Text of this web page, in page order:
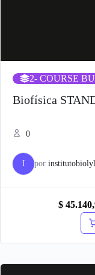
2- COURSE
Biofísica
0
I por institutobiolyl
$